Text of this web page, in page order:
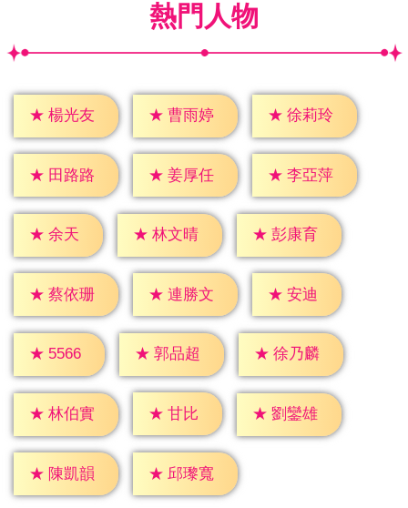
熱門人物
★ 楊光友 ★ 曹雨婷 ★ 徐莉玲
★ 田路路 ★ 姜厚任 ★ 李亞萍
★ 余天 ★ 林文晴 ★ 彭康育
★ 蔡依珊 ★ 連勝文 ★ 安迪
★ 5566 ★ 郭品超 ★ 徐乃麟
★ 林伯實 ★ 甘比 ★ 劉鑾雄
★ 陳凱韻 ★ 邱瓈寬